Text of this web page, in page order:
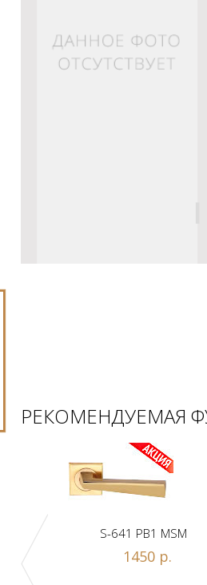
РЕКОМЕНДУЕМАЯ
S-641 PB1 MSM
1450 р.